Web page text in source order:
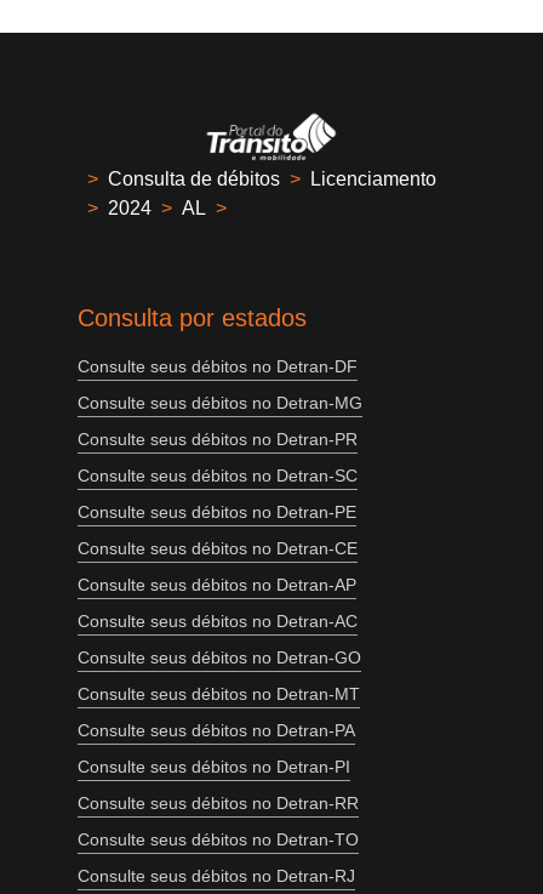
> Consulta de débitos >
Licenciamento
> 2024 > AL >
Consulta por estados
Consulte seus débitos no Detran-DF
Consulte seus débitos no Detran-MG
Consulte seus débitos no Detran-PR
Consulte seus débitos no Detran-SC
Consulte seus débitos no Detran-PE
Consulte seus débitos no Detran-CE
Consulte seus débitos no Detran-AP
Consulte seus débitos no Detran-AC
Consulte seus débitos no Detran-GO
Consulte seus débitos no Detran-MT
Consulte seus débitos no Detran-PA
Consulte seus débitos no Detran-PI
Consulte seus débitos no Detran-RR
Consulte seus débitos no Detran-TO
Consulte seus débitos no Detran-RJ